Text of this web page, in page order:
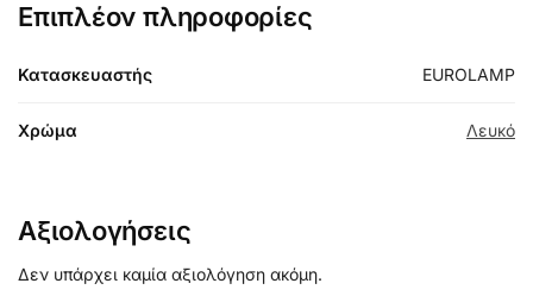
Επιπλέον πληροφορίες
Κατασκευαστής EUROLAMP
Χρώμα Λευκό
Αξιολογήσεις
Δεν υπάρχει καμία αξιολόγηση ακόμη.